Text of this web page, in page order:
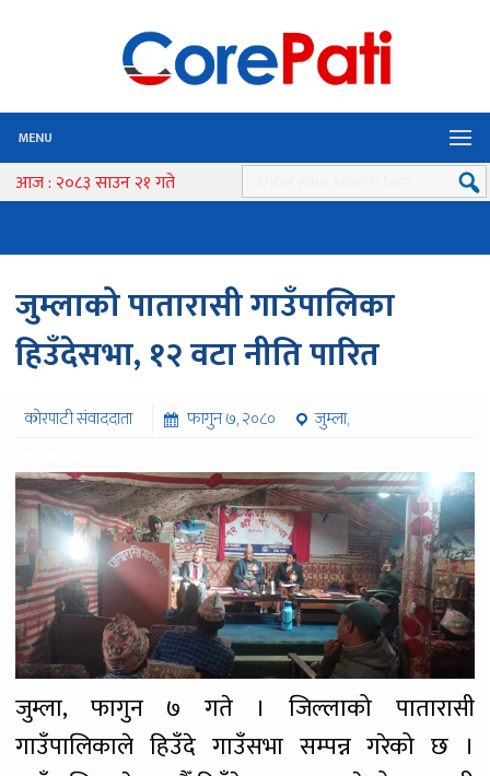
MENU
आज : २०८३ साउन २१ गते
जुम्लाको पातारासी गाउँपालिका
हिउँदेसभा, १२ वटा नीति पारित
कोरपाटी संवाददाता फागुन ७, २०८०
जुम्ला,
जुम्ला, फागुन ७ गते ।
जिल्लाको पातारासी
गाउँपालिकाले हिउँदे गाउँसभा सम्पन्न गरेको छ ।